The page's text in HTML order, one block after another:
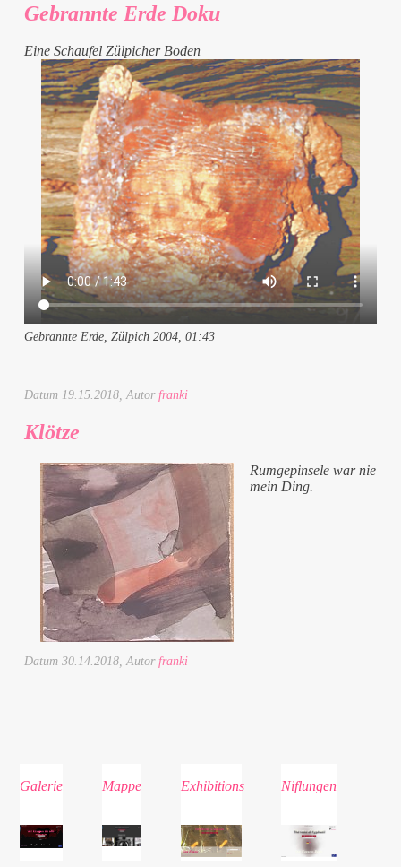
Gebrannte Erde Doku
Eine Schaufel Zülpicher Boden
Gebrannte Erde, Zülpich 2004, 01:43
Datum 19.15.2018, Autorfranki
Klötze
Rumgepinsele war nie
mein Ding.
Datum30.14.2018 , Autor franki
Galerie Mappe Exhibitions Niflungen